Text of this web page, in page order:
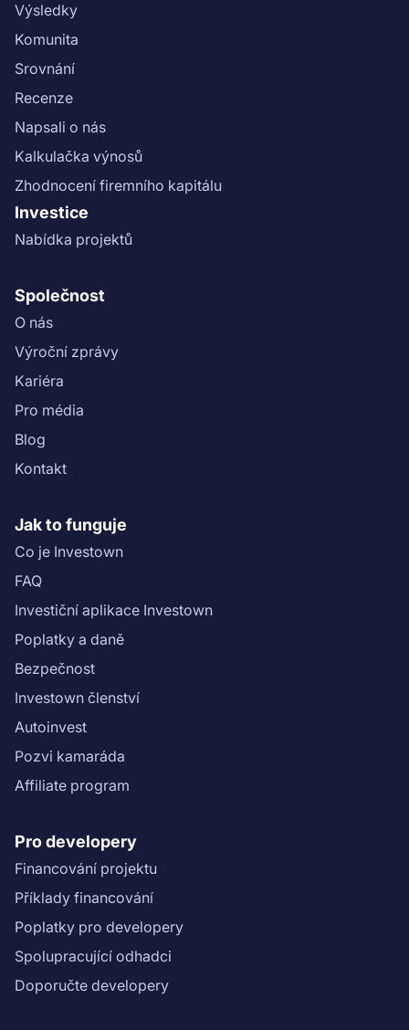
Výsledky
Komunita
Srovnání
Recenze
Napsali o nás
Kalkulačka výnosů
Zhodnocení firemního kapitálu
Investice
Nabídka projektů
Společnost
O nás
Výroční zprávy
Kariéra
Pro média
Blog
Kontakt
Jak to funguje
Co je Investown
FAQ
Investiční aplikace Investown
Poplatky a daně
Bezpečnost
Investown členství
Autoinvest
Pozvi kamaráda
Affiliate program
Pro developery
Financování projektu
Příklady financování
Poplatky pro developery
Spolupracující odhadci
Doporučte developery